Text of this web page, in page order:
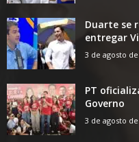
Duarte se
entregar
3 de agosto de
PT
Governo
3 de agosto de